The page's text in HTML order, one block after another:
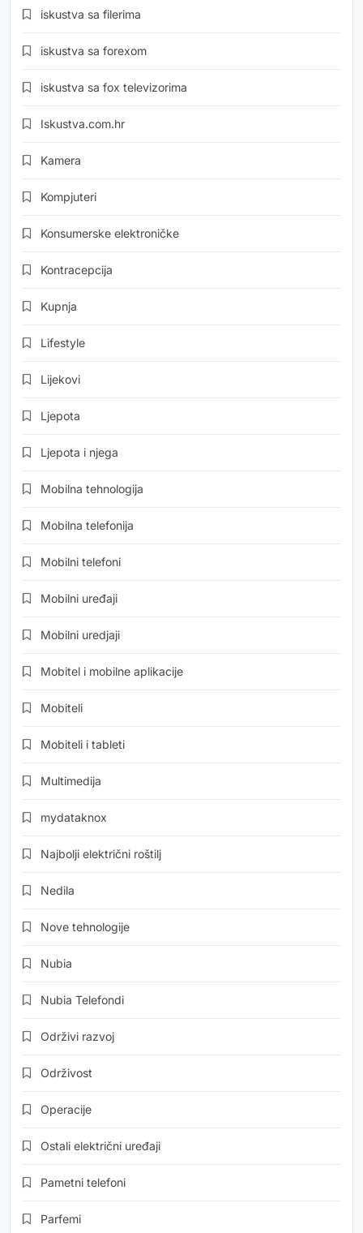
iskustva sa filerima
iskustva sa forexom
iskustva sa fox televizorima
Iskustva.com.hr
Kamera
Kompjuteri
Konsumerske elektroničke
Kontracepcija
Kupnja
Lifestyle
Lijekovi
Ljepota
Ljepota i njega
Mobilna tehnologija
Mobilna telefonija
Mobilni telefoni
Mobilni uređaji
Mobilni uredjaji
Mobitel i mobilne aplikacije
Mobiteli
Mobiteli i tableti
Multimedija
mydataknox
Najbolji električni roštilj
Nedila
Nove tehnologije
Nubia
Nubia Telefondi
Održivi razvoj
Održivost
Operacije
Ostali električni uređaji
Pametni telefoni
Parfemi